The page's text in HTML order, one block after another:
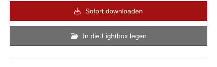
Sofort downloaden
In die Lightbox legen